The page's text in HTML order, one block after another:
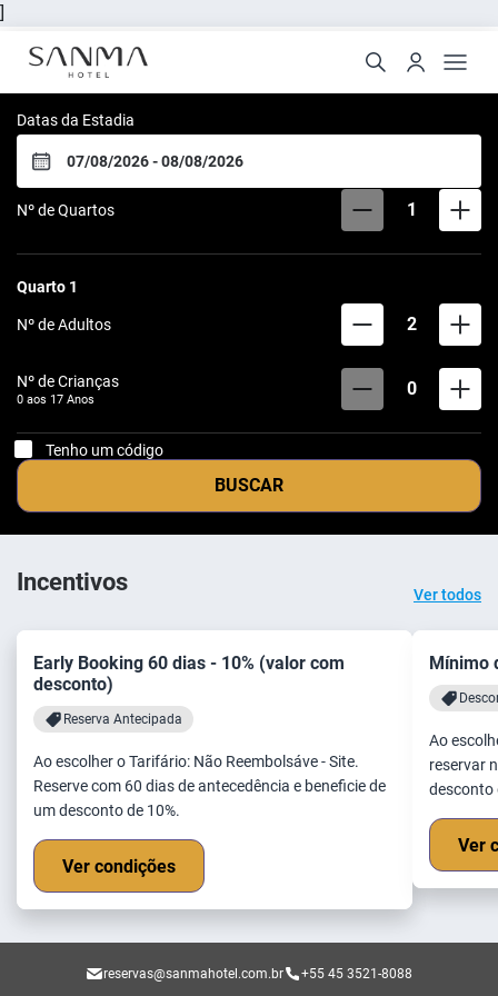
]Sanma Hotel
Datas da Estadia
Nº de Quartos 1
Quarto 1
Nº de Adultos 2
Nº de Crianças
0 aos 17 Anos 0
Tenho um código
BUSCAR
Incentivos Ver todos
Early Booking 60 dias - 10% (valor com
desconto)
Reserva Antecipada
Ao escolher o Tarifário: Não Reembolsáve - Site.
Reserve com 60 dias de antecedência e beneficie de
um desconto de 10%.
Ver condições
Mínimo
Ao
reservar
desconto
Ver
reservas@sanmahotel.com.br +55 45 3521-8088